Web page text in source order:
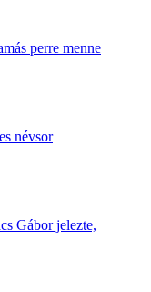
perre menne
névsor
Gábor jelezte,